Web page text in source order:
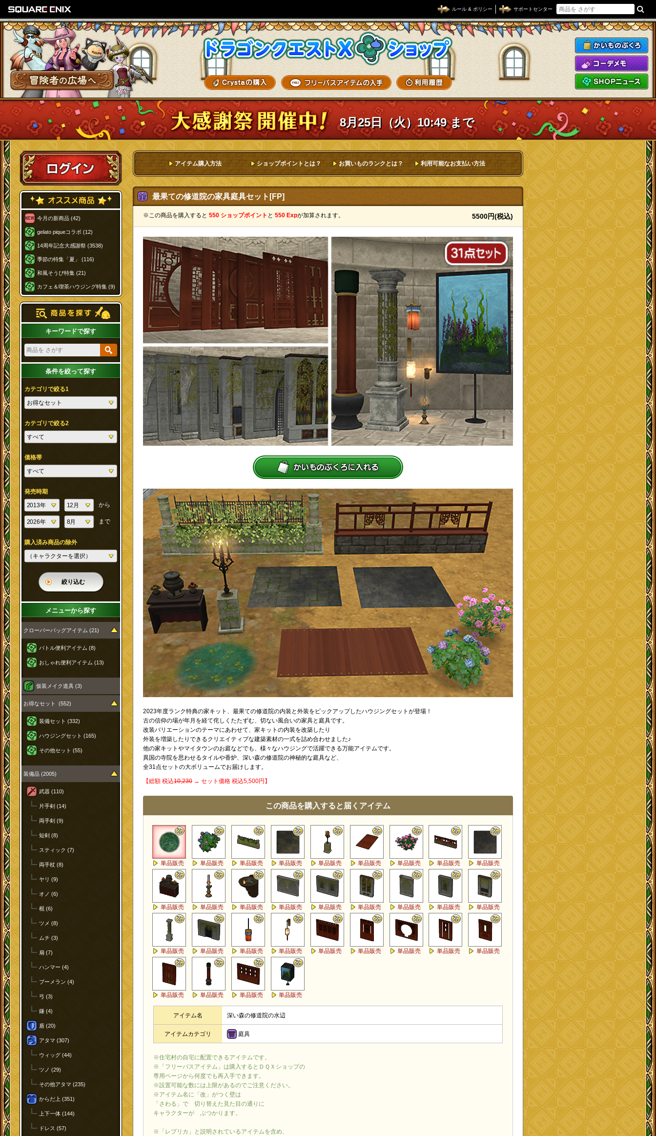
ルール & ポリシー サポートセンター
冒険者の広場へ
ドラゴンクエストXショップ
8月25日（火）10:49 まで
ログイン
今月の新商品 (42)
gelato piqueコラボ (12)
14周年記念大感謝祭 (3538)
季節の特集「夏」 (116)
和風そうび特集 (21)
カフェ＆喫茶ハウジング特集 (9)
キーワードで探す
条件を絞って探す
カテゴリで絞る1
カテゴリで絞る2
価格帯
発売時期
から
まで
購入済み商品の除外
絞り込む
メニューから探す
クローバーバッグアイテム (21)
バトル便利アイテム (8)
おしゃれ便利アイテム (13)
仮装メイク道具 (3)
お得なセット (552)
装備セット (332)
ハウジングセット (165)
その他セット (55)
装備品 (2005)
武器 (110)
片手剣 (14)
両手剣 (9)
短剣 (8)
スティック (7)
両手杖 (8)
ヤリ (9)
オノ (6)
棍 (6)
ツメ (8)
ムチ (3)
扇 (7)
ハンマー (4)
ブーメラン (4)
弓 (3)
鎌 (4)
盾 (20)
アタマ (307)
ウィッグ (44)
ツノ (29)
その他アタマ (235)
からだ上 (351)
上下一体 (144)
ドレス (57)
アイテム購入方法 ショップポイントとは？ お買いものランクとは？ 利用可能なお支払い方法
最果ての修道院の家具庭具セット[FP]
※この商品を購入すると 550 ショップポイント と 550 Expが加算されます。 5500円(税込)
2023年度ランク特典の家キット、最果ての修道院の内装と外装をピックアップしたハウジングセットが登場！
古の信仰の場が年月を経て侘しくたたずむ、切ない風合いの家具と庭具です。
改装バリエーションのテーマにあわせて、家キットの内装を改築したり
外装を増築したりできるクリエイティブな建築素材の一式を詰め合わせました♪
他の家キットやマイタウンのお庭などでも、様々なハウジングで活躍できる万能アイテムです。
異国の寺院を思わせるタイルや香炉、深い森の修道院の神秘的な庭具など、
全31点セットの大ボリュームでお届けします。
【総額 税込10,230 → セット価格 税込5,500円】
この商品を購入すると届くアイテム
単品販売 単品販売 単品販売 単品販売 単品販売 単品販売 単品販売 単品販売 単品販売
単品販売 単品販売 単品販売 単品販売 単品販売 単品販売 単品販売 単品販売 単品販売
単品販売 単品販売 単品販売 単品販売 単品販売 単品販売 単品販売 単品販売 単品販売
単品販売 単品販売 単品販売 単品販売
アイテム名 深い森の修道院の水辺
アイテムカテゴリ 庭具
※住宅村の自宅に配置できるアイテムです。
※「フリーパスアイテム」は購入するとＤＱＸショップの
専用ページから何度でも再入手できます。
※設置可能な数には上限があるのでご注意ください。
※アイテム名に「改」がつく壁は
「さわる」で 切り替えた見た目の通りに
キャラクターが ぶつかります。
※「レプリカ」と説明されているアイテムを含め、